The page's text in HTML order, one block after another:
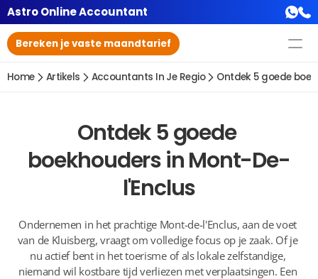
Astro Online Accountant
Bereken je vaste maandtarief
Home Artikels Accountants In Je Regio Ontdek 5 goede
Ontdek 5 goede
boekhouders in Mont-De-
l'Enclus
Ondernemen in het prachtige Mont-de-l'Enclus, aan de voet
van de Kluisberg, vraagt om volledige focus op je zaak. Of je
nu actief bent in het toerisme of als lokale zelfstandige,
niemand wil kostbare tijd verliezen met verplaatsingen. Een